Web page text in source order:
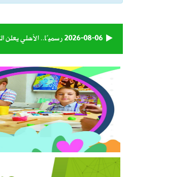
2026-08-06رسميًا.. الأهلي يعلن
2026-08-06وزارة الدفاع تعيّن
2026-08-06تبوك تتصدر إنتاج
2026-08-06 حكام دوري روشن
2026-08-06استاد أرامكو يقترب